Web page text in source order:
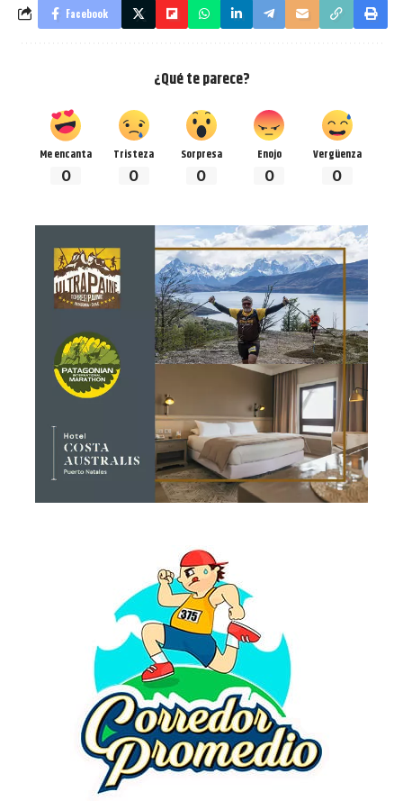
Facebook
¿Qué te parece?
Me encanta
0
Tristeza
0
Sorpresa
0
Enojo
0
Vergüenza
0